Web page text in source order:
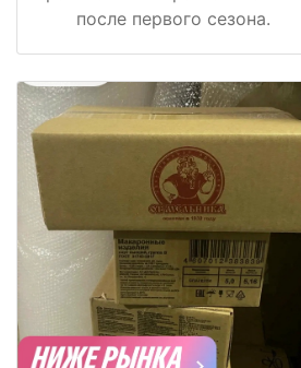
после первого сезона.